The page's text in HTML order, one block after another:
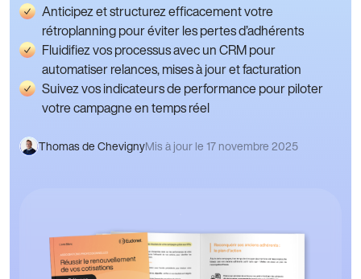
Anticipez et structurez efficacement votre
rétroplanning pour éviter les pertes d’adhérents
Fluidifiez vos processus avec un CRM pour
automatiser relances, mises à jour et facturation
Suivez vos indicateurs de performance pour piloter
votre campagne en temps réel
Thomas de ChevignyMis à jour le 17 novembre 2025